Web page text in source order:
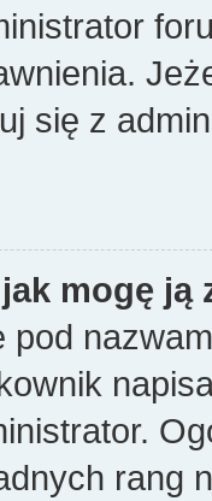
się z
mogę ją
pod
rang